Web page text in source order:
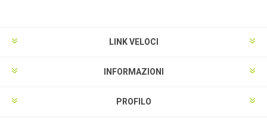
LINK VELOCI
INFORMAZIONI
PROFILO